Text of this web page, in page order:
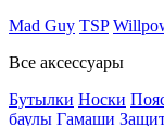
Mad Guy TSP
Все аксессуары
Бутылки Носки
баулы Гамаши